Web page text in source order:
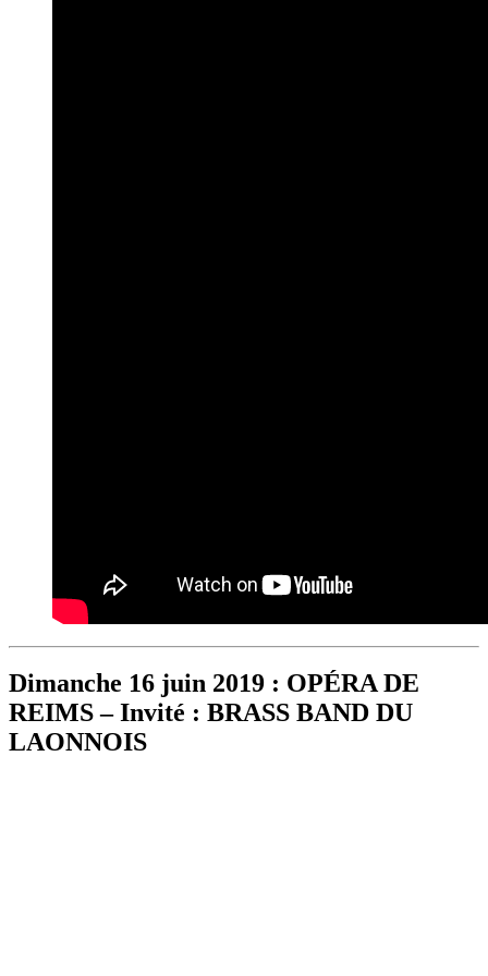
Dimanche 16 juin 2019 : OPÉRA DE
REIMS – Invité : BRASS BAND DU
LAONNOIS